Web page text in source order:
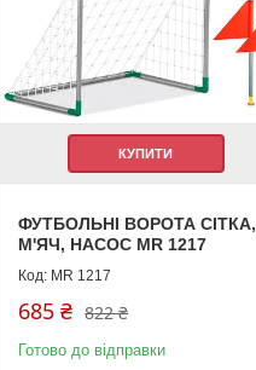
КУПИТИ
ФУТБОЛЬНІ ВОРОТА СІТКА,
М'ЯЧ, НАСОС MR 1217
MR 1217
822 ₴
685 ₴
Готово до відправки